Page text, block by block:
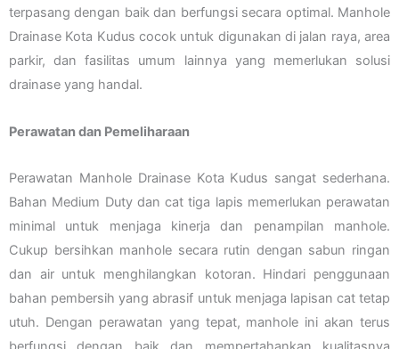
terpasang dengan baik dan berfungsi secara optimal. Manhole
Drainase Kota Kudus cocok untuk digunakan di jalan raya, area
parkir, dan fasilitas umum lainnya yang memerlukan solusi
drainase yang handal.
Perawatan dan Pemeliharaan
Perawatan Manhole Drainase Kota Kudus sangat sederhana.
Bahan Medium Duty dan cat tiga lapis memerlukan perawatan
minimal untuk menjaga kinerja dan penampilan manhole.
Cukup bersihkan manhole secara rutin dengan sabun ringan
dan air untuk menghilangkan kotoran. Hindari penggunaan
bahan pembersih yang abrasif untuk menjaga lapisan cat tetap
utuh. Dengan perawatan yang tepat, manhole ini akan terus